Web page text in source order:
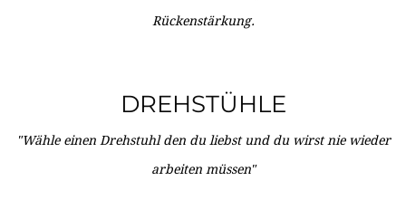
Rückenstärkung.
DREHSTÜHLE
"Wähle einen Drehstuhl den du liebst und du wirst nie wieder
arbeiten müssen"